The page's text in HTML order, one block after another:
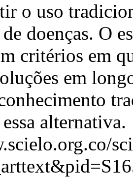
o uso
doenças. O
critérios em
em
alternativa.